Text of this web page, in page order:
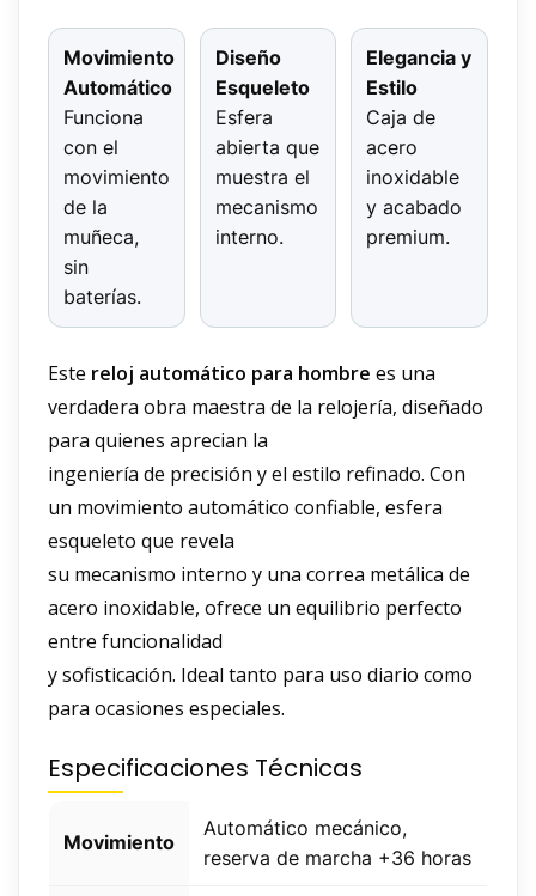
Movimiento
Automático
Funciona
con el
movimiento
de la
muñeca,
sin
baterías.
Diseño
Esqueleto
Esfera
abierta que
muestra el
mecanismo
interno.
Elegancia y
Estilo
Caja de
acero
inoxidable
y acabado
premium.
Este reloj automático para hombre es una
verdadera obra maestra de la relojería, diseñado
para quienes aprecian la
ingeniería de precisión y el estilo refinado. Con
un movimiento automático confiable, esfera
esqueleto que revela
su mecanismo interno y una correa metálica de
acero inoxidable, ofrece un equilibrio perfecto
entre funcionalidad
y sofisticación. Ideal tanto para uso diario como
para ocasiones especiales.
Especificaciones Técnicas
Movimiento
Automático mecánico,
reserva de marcha +36 horas